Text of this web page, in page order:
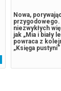
Nowa,
niezwykłych
jak „Mia i biały
powraca z
„Księga
osadzona w
pejzażach.
by rozwikłać